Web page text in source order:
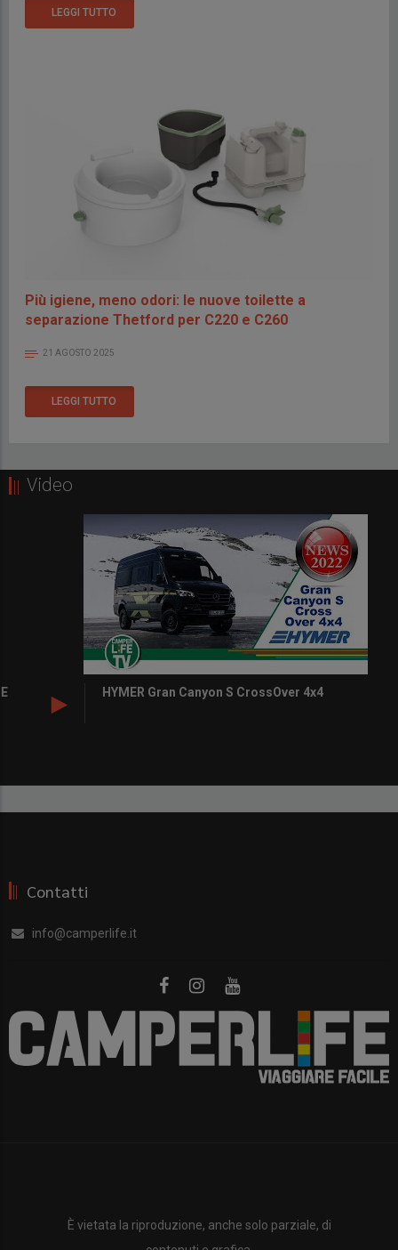
LEGGI TUTTO
Più igiene, meno odori: le nuove toilette a
separazione Thetford per C220 e C260
21 AGOSTO 2025
LEGGI TUTTO
Video
HYMER Gran Canyon S CrossOver 4x4
Contatti
info@camperlife.it
È vietata la riproduzione, anche solo parziale, di